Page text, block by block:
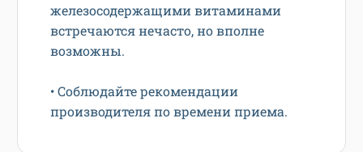
железосодержащими витаминами
встречаются нечасто, но вполне
возможны.
• Соблюдайте рекомендации
производителя по времени приема.